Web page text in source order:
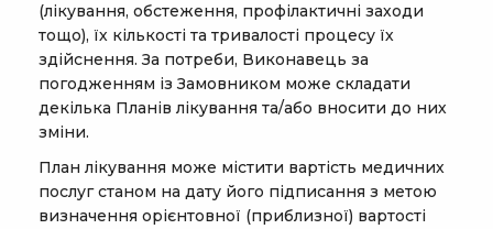
(лікування, обстеження, профілактичні заходи
тощо), їх кількості та тривалості процесу їх
здійснення. За потреби, Виконавець за
погодженням із Замовником може складати
декілька Планів лікування та/або вносити до них
зміни.
План лікування може містити вартість медичних
послуг станом на дату його підписання з метою
визначення орієнтовної (приблизної) вартості